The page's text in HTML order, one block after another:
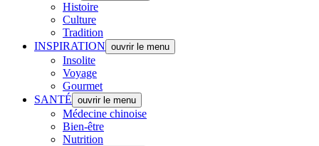
Histoire
Culture
Tradition
INSPIRATION ouvrir le menu
Insolite
Voyage
Gourmet
SANTÉ ouvrir le menu
Médecine chinoise
Bien-être
Nutrition